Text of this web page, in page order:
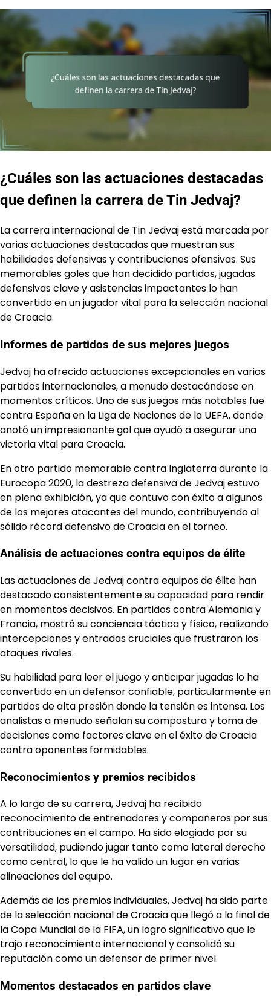
¿Cuáles son las actuaciones destacadas
que definen la carrera de Tin Jedvaj?
La carrera internacional de Tin Jedvaj está marcada por
variasactuaciones destacadasque muestran sus
habilidades defensivas y contribuciones ofensivas. Sus
memorables goles que han decidido partidos, jugadas
defensivas clave y asistencias impactantes lo han
convertido en un jugador vital para la selección nacional
de Croacia.
Informes de partidos de sus mejores juegos
Jedvaj ha ofrecido actuaciones excepcionales en varios
partidos internacionales, a menudo destacándose en
momentos críticos. Uno de sus juegos más notables fue
contra España en la Liga de Naciones de la UEFA, donde
anotó un impresionante gol que ayudó a asegurar una
victoria vital para Croacia.
En otro partido memorable contra Inglaterra durante la
Eurocopa 2020, la destreza defensiva de Jedvaj estuvo
en plena exhibición, ya que contuvo con éxito a algunos
de los mejores atacantes del mundo, contribuyendo al
sólido récord defensivo de Croacia en el torneo.
Análisis de actuaciones contra equipos de élite
Las actuaciones de Jedvaj contra equipos de élite han
destacado consistentemente su capacidad para rendir
en momentos decisivos. En partidos contra Alemania y
Francia, mostró su conciencia táctica y físico, realizando
intercepciones y entradas cruciales que frustraron los
ataques rivales.
Su habilidad para leer el juego y anticipar jugadas lo ha
convertido en un defensor confiable, particularmente en
partidos de alta presión donde la tensión es intensa. Los
analistas a menudo señalan su compostura y toma de
decisiones como factores clave en el éxito de Croacia
contra oponentes formidables.
Reconocimientos y premios recibidos
A lo largo de su carrera, Jedvaj ha recibido
reconocimiento de entrenadores y compañeros por sus
contribuciones enel campo. Ha sido elogiado por su
versatilidad, pudiendo jugar tanto como lateral derecho
como central, lo que le ha valido un lugar en varias
alineaciones del equipo.
Además de los premios individuales, Jedvaj ha sido parte
de la selección nacional de Croacia que llegó a la final de
la Copa Mundial de la FIFA, un logro significativo que le
trajo reconocimiento internacional y consolidó su
reputación como un defensor de primer nivel.
Momentos destacados en partidos clave